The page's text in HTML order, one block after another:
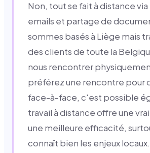
Non, tout se fait à distance
emails et partage de
sommes basés à Liège mais
des clients de toute la
nous rencontrer
préférez une rencontre pour
face-à-face, c'est possible
travail à distance offre une
une meilleure efficacité,
connaît bien les enjeux locaux.